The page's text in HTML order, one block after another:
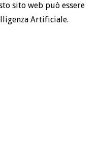
sito web può essere
Artificiale.